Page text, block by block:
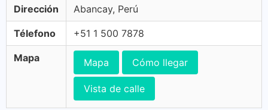
Dirección Abancay, Perú
Télefono +51 1 500 7878
Mapa Mapa Cómo llegar
Vista de calle